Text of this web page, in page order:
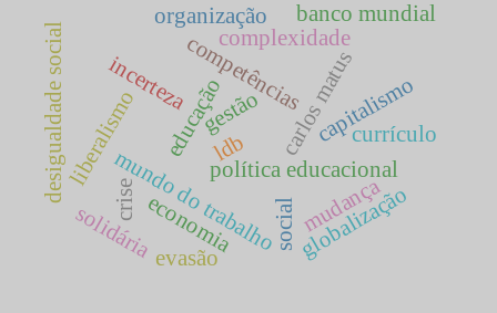
competências
educação
mundo do trabalhopolítica educacional
carlos matus
gestão
complexidade
incerteza
crise mudança
organização
liberalismo
globalização
economia
capitalismo
social
solidária
desigualdade social
banco mundial
ldb currículo
evasão